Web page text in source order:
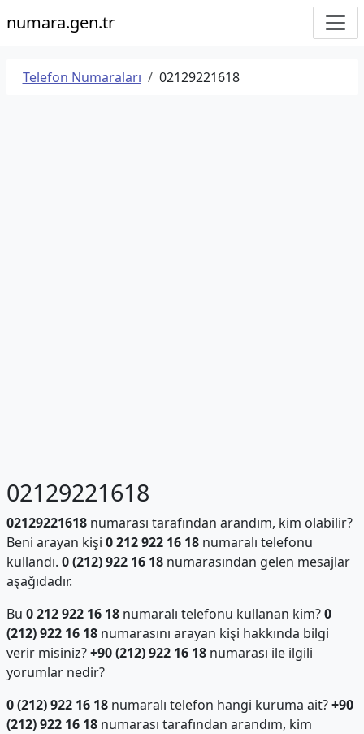
numara.gen.tr
Telefon Numaraları 02129221618
02129221618
02129221618numarası tarafından arandım, kim olabilir?
Beni arayan kişi 0 212 922 16 18numaralı telefonu
kullandı. 0 (212) 922 16 18numarasından gelen mesajlar
aşağıdadır.
Bu 0 212 922 16 18numaralı telefonu kullanan kim?0
(212) 922 16 18numarasını arayan kişi hakkında bilgi
verir misiniz?+90 (212) 922 16 18numarası ile ilgili
yorumlar nedir?
0 (212) 922 16 18numaralı telefon hangi kuruma ait?+90
(212) 922 16 18numarası tarafından arandım, kim